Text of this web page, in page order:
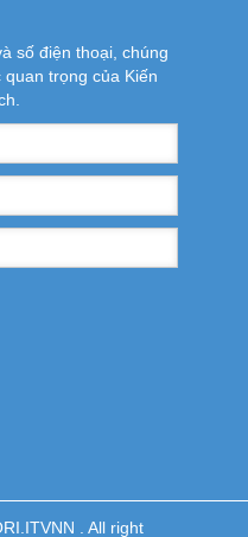
số điện thoại, chúng
trọng của Kiến
. All right